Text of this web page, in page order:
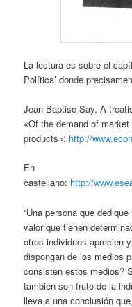
La lectura es sobre el
Política’ donde
Jean Baptise Say, A
«Of the demand of market
products»: http://
En
castellano: http://
“Una persona que
valor que tienen
otros individuos aprecien
dispongan de los medios
consisten estos medios?
también son fruto de la
lleva a una conclusión